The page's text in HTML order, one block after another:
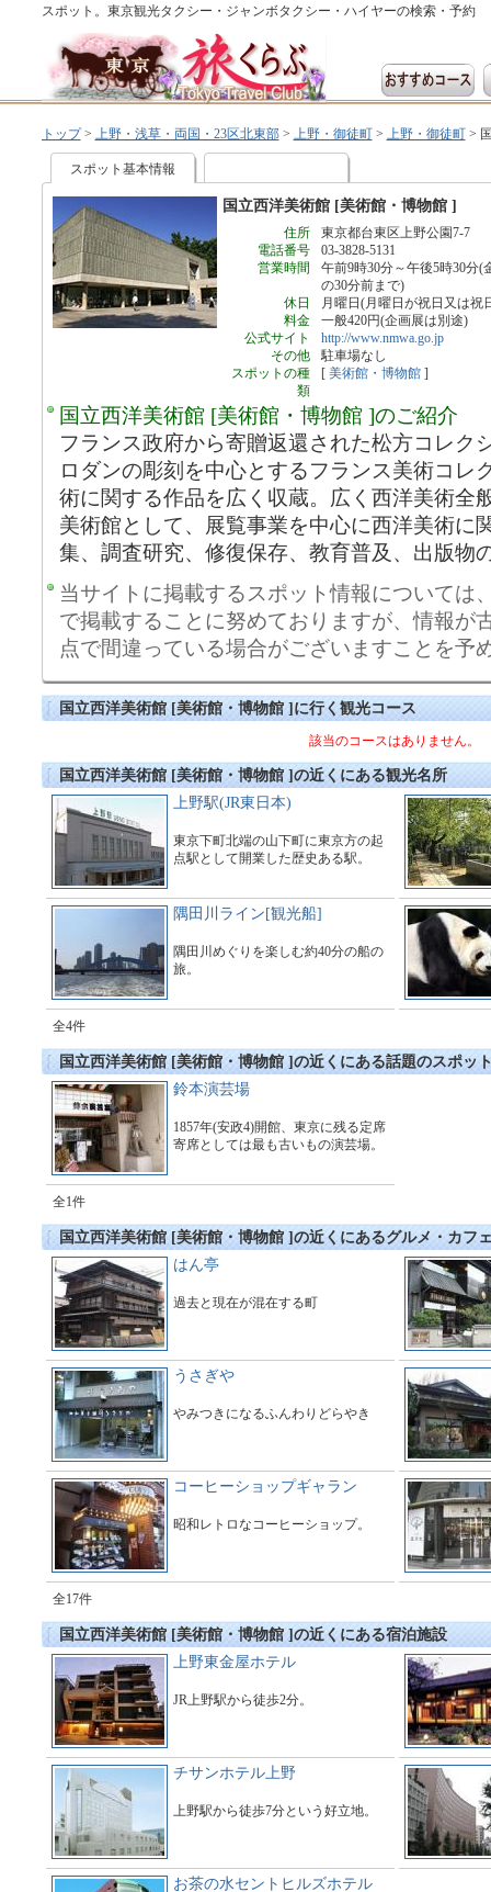
スポット。東京観光タクシー・ジャンボタクシー・ハイヤーの検索・予約
トップ> 上野・浅草・両国・23区北東部> 上野・御徒町> 上野・御徒町>
スポット基本情報
国立西洋美術館 [美術館・博物館 ]
住所
東京都台東区上野公園7-7
電話番号
03-3828-5131
営業時間
午前9時30分～午後5時30分(
の30分前まで)
休日
月曜日(月曜日が祝日又は祝
料金
一般420円(企画展は別途)
公式サイト
http://www.nmwa.go.jp
その他
駐車場なし
スポットの種
類
[ 美術館・博物館]
国立西洋美術館 [美術館・博物館 ]のご紹介
フランス政府から寄贈返還された松方コレク
ロダンの彫刻を中心とするフランス美術コレ
術に関する作品を広く収蔵。広く西洋美術全
美術館として、展覧事業を中心に西洋美術に
集、調査研究、修復保存、教育普及、出版物
当サイトに掲載するスポット情報については
で掲載することに努めておりますが、情報が
点で間違っている場合がございますことを予
国立西洋美術館 [美術館・博物館 ]に行く観光コース
該当のコースはありません。
国立西洋美術館 [美術館・博物館 ]の近くにある観光名所
上野駅(JR東日本)
東京下町北端の山下町に東京方の起
点駅として開業した歴史ある駅。
隅田川ライン[観光船]
隅田川めぐりを楽しむ約40分の船の
旅。
全4件
国立西洋美術館 [美術館・博物館 ]の近くにある話題のスポッ
鈴本演芸場
1857年(安政4)開館、東京に残る定席
寄席としては最も古いもの演芸場。
全1件
国立西洋美術館 [美術館・博物館 ]の近くにあるグルメ・カフ
はん亭
過去と現在が混在する町
うさぎや
やみつきになるふんわりどらやき
コーヒーショップギャラン
昭和レトロなコーヒーショップ。
全17件
国立西洋美術館 [美術館・博物館 ]の近くにある宿泊施設
上野東金屋ホテル
JR上野駅から徒歩2分。
チサンホテル上野
上野駅から徒歩7分という好立地。
お茶の水セントヒルズホテル